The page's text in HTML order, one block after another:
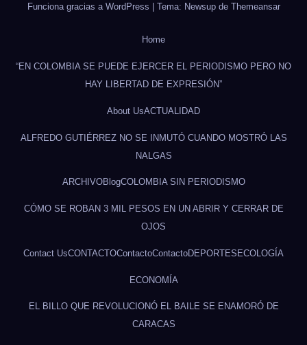
Funciona gracias a WordPress Tema: Newsup de Themeansar
Home
“EN COLOMBIA SE PUEDE EJERCER EL PERIODISMO PERO NO
HAY LIBERTAD DE EXPRESIÓN”
About UsACTUALIDAD
ALFREDO GUTIÉRREZ NO SE INMUTÓ CUANDO MOSTRÓ LAS
NALGAS
ARCHIVOBlogCOLOMBIA SIN PERIODISMO
CÓMO SE ROBAN 3 MIL PESOS EN UN ABRIR Y CERRAR DE
OJOS
Contact UsCONTACTOContactoContactoDEPORTES ECOLOGÍA
ECONOMÍA
EL BILLO QUE REVOLUCIONÓ EL BAILE SE ENAMORÓ DE
CARACAS